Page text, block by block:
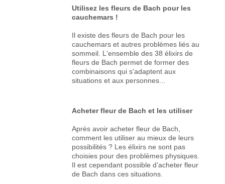
Utilisez les fleurs de Bach pour les
cauchemars !
Il existe des fleurs de Bach pour les
cauchemars et autres problèmes liés au
sommeil. L'ensemble des 38 élixirs de
fleurs de Bach permet de former des
combinaisons qui s'adaptent aux
situations et aux personnes...
Acheter fleur de Bach et les utiliser
Après avoir acheter fleur de Bach,
comment les utiliser au mieux de leurs
possibilités ? Les élixirs ne sont pas
choisies pour des problèmes physiques.
Il est cependant possible d’acheter fleur
de Bach dans ces situations.